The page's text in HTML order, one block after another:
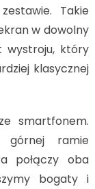
Takie
w dowolny
wystroju, który
klasycznej
smartfonem.
górnej ramie
połączy oba
bogaty i